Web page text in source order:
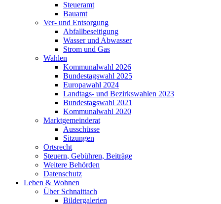
Steueramt
Bauamt
Ver- und Entsorgung
Abfallbeseitigung
Wasser und Abwasser
Strom und Gas
Wahlen
Kommunalwahl 2026
Bundestagswahl 2025
Europawahl 2024
Landtags- und Bezirkswahlen 2023
Bundestagswahl 2021
Kommunalwahl 2020
Marktgemeinderat
Ausschüsse
Sitzungen
Ortsrecht
Steuern, Gebühren, Beiträge
Weitere Behörden
Datenschutz
Leben & Wohnen
Über Schnaittach
Bildergalerien